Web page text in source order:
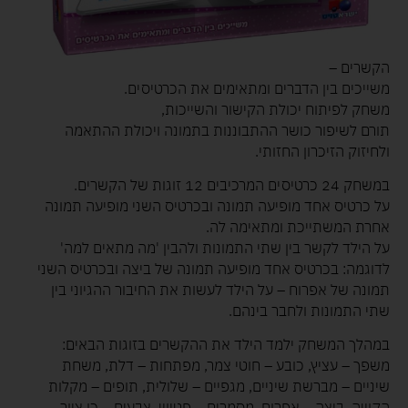
הקשרים –
משייכים בין הדברים ומתאימים את הכרטיסים.
משחק לפיתוח יכולת הקישור והשייכות,
תורם לשיפור כושר ההתבוננות בתמונה ויכולת ההתאמה
ולחיזוק הזיכרון החזותי.
במשחק 24 כרטיסים המרכיבים 12 זוגות של הקשרים.
על כרטיס אחד מופיעה תמונה ובכרטיס השני מופיעה תמונה
אחרת המשתייכת ומתאימה לה.
על הילד לקשר בין שתי התמונות ולהבין 'מה מתאים למה'
לדוגמה: בכרטיס אחד מופיעה תמונה של ביצה ובכרטיס השני
תמונה של אפרוח – על הילד לעשות את החיבור ההגיוני בין
שתי התמונות ולחבר בינהם.
במהלך המשחק ילמד הילד את ההקשרים בזוגות הבאים:
משפך – עציץ, כובע – חוטי צמר, מפתחות – דלת, משחת
שיניים – מברשת שיניים, מגפיים – שלולית, תופים – מקלות